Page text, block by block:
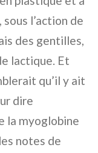
l’action de
des gentilles,
lactique. Et
qu’il y ait
dire
la myoglobine
notes de